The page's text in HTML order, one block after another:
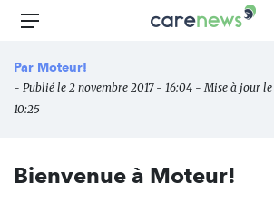
Aller
principal
Carenews,
des
Menu
Par Moteur!
- Publié le 2 novembre 2017 - 16:04 - Mise à jour le
10:25
Bienvenue à Moteur!